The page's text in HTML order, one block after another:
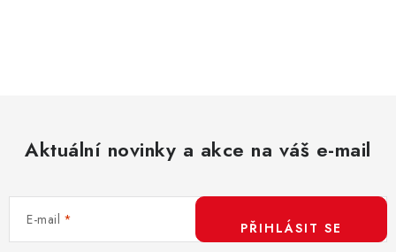
í
Aktuální novinky a akce na váš e-mail
E-mail
PŘIHLÁSIT SE